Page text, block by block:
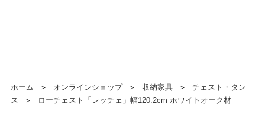
ホーム ＞ オンラインショップ ＞ 収納家具 ＞
チェスト・タン
ス
＞ ローチェスト「レッチェ」幅120.2cm ホワイトオーク材